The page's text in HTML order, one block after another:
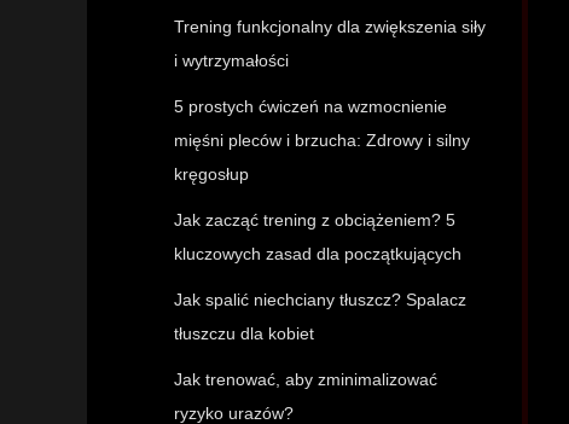
Trening funkcjonalny dla zwiększenia siły
i wytrzymałości
5 prostych ćwiczeń na wzmocnienie
mięśni pleców i brzucha: Zdrowy i silny
kręgosłup
Jak zacząć trening z obciążeniem? 5
kluczowych zasad dla początkujących
Jak spalić niechciany tłuszcz? Spalacz
tłuszczu dla kobiet
Jak trenować, aby zminimalizować
ryzyko urazów?